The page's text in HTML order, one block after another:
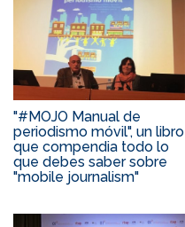
"#MOJO Manual de
periodismo móvil", un libro
que compendia todo lo
que debes saber sobre
"mobile journalism"